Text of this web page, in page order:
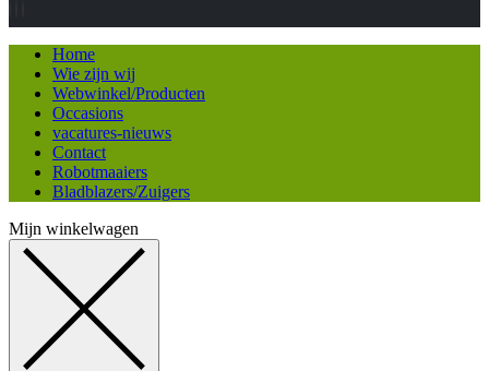
Home
Wie zijn wij
Webwinkel/Producten
Occasions
vacatures-nieuws
Contact
Robotmaaiers
Bladblazers/Zuigers
Mijn winkelwagen